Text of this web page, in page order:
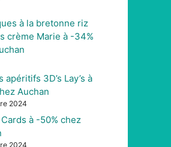
à la bretonne riz
crème Marie à -34%
apéritifs 3D’s Lay’s à
Auchan
2024
à -50% chez
2024